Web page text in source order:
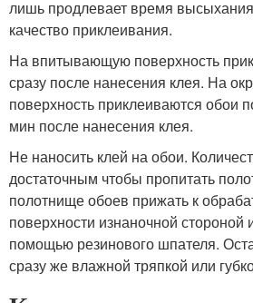
лишь продлевает время
качество приклеивания.
На впитывающую поверхность
сразу после нанесения клея. На
поверхность приклеиваются обои
мин после нанесения клея.
Не наносить клей на обои.
достаточным чтобы пропитать
полотнище обоев прижать к
поверхности изнаночной стороной
помощью резинового шпателя.
сразу же влажной тряпкой или